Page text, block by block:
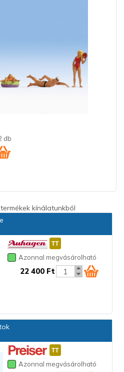
db
kínálatunkból
Azonnal megvásárolható
22 400 Ft
Azonnal megvásárolható